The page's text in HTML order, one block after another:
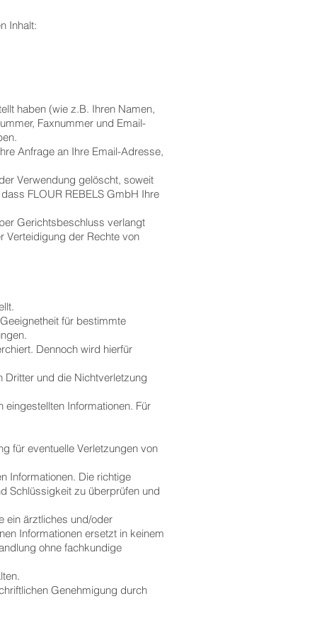
Inhalt:
haben (wie z.B. Ihren Namen,
Faxnummer und Email-
Anfrage an Ihre Email-Adresse,
Verwendung gelöscht, soweit
FLOUR REBELS GmbH Ihre
Gerichtsbeschluss verlangt
Verteidigung der Rechte von
für bestimmte
Dennoch wird hierfür
Dritter und die Nichtverletzung
Informationen. Für
für eventuelle Verletzungen von
Informationen. Die richtige
Schlüssigkeit zu überprüfen und
ein ärztliches und/oder
Informationen ersetzt in keinem
ohne fachkundige
Genehmigung durch